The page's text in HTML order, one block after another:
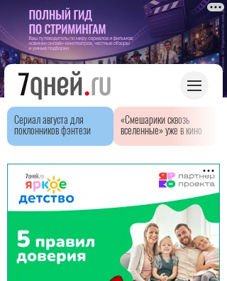
Сериал августа для
поклонников фэнтези
«Смешарики сквозь
вселенные» уже в кино